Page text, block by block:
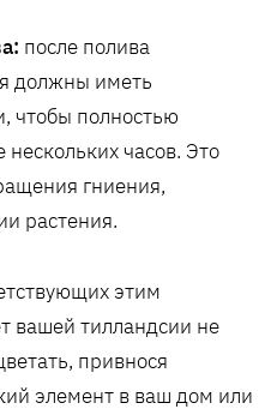
после полива
должны иметь
чтобы полностью
нескольких часов. Это
гниения,
растения.
этим
вашей тилландсии не
привнося
элемент в ваш дом или